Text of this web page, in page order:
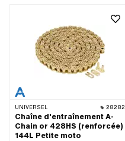
1626 mm · Type de cadenas à chaîne:
Fermeture à ressort
UNIVERSEL 28282
Chaîne d'entraînement A-
Chain or 428HS (renforcée)
144L Petite moto